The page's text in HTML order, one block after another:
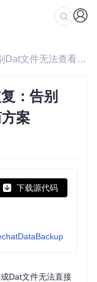
/ 3步解锁微信聊天记录恢复：告别Dat文件无法查看的极简方案
：告别
案
下载源代码
Dat文件无法直接